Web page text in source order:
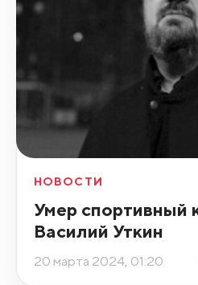
НОВОСТИ
Умер спортивный
Василий Уткин
20 марта 2024, 01:20